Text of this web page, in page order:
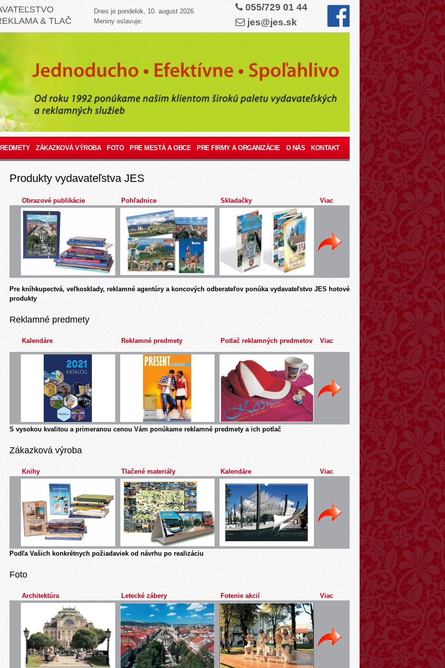
& TLAČ
Dnes je pondelok, 10. august 2026
Meniny oslavuje:
055/729 01 44
jes@jes.sk
ZÁKAZKOVÁ VÝROBA FOTO PRE MESTÁ A OBCE PRE FIRMY A ORGANIZÁCIE O NÁS KONTAKT
Produkty vydavateľstva JES
Obrazové publikácie Pohľadnice Skladačky Viac
Pre kníhkupectvá, veľkosklady, reklamné agentúry a koncových odberateľov ponúka vydavateľstvo JES hotové
produkty
Reklamné predmety
Kalendáre Reklamné predmety Potlač reklamných predmetov Viac
S vysokou kvalitou a primeranou cenou Vám ponúkame reklamné predmety a ich potlač
Zákazková výroba
Knihy Tlačené materiály Kalendáre Viac
Podľa Vašich konkrétnych požiadaviek od návrhu po realizáciu
Foto
Architektúra Letecké zábery Fotenie akcií Viac